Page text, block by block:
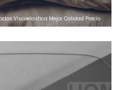
Viscoelastica Mejor Calidad Precio